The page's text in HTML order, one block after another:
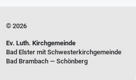
© 2026
Ev. Luth. Kirchgemeinde
Bad Elster mit Schwesterkirchgemeinde
Bad Brambach — Schönberg